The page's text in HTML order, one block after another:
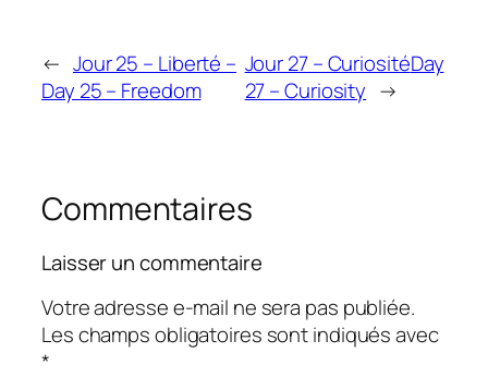
← Jour 25 – Liberté –
Day 25 – Freedom
Jour 27 – CuriositéDay
27 – Curiosity →
Commentaires
Laisser un commentaire
Votre adresse e-mail ne sera pas publiée.
Les champs obligatoires sont indiqués avec
*